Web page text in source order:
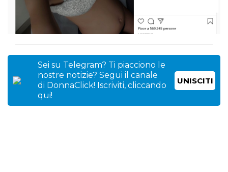
Sei su Telegram? Ti piacciono le
nostre notizie? Segui il canale
di DonnaClick! Iscriviti, cliccando
qui!
UNISCITI